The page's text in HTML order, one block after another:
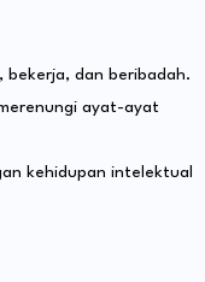
bekerja, dan beribadah.
ayat-ayat
kehidupan intelektual